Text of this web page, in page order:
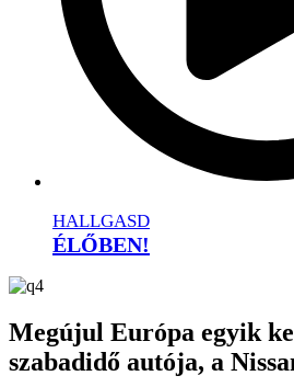
HALLGASD
ÉLŐBEN!
Megújul Európa egyik
szabadidő autója, a